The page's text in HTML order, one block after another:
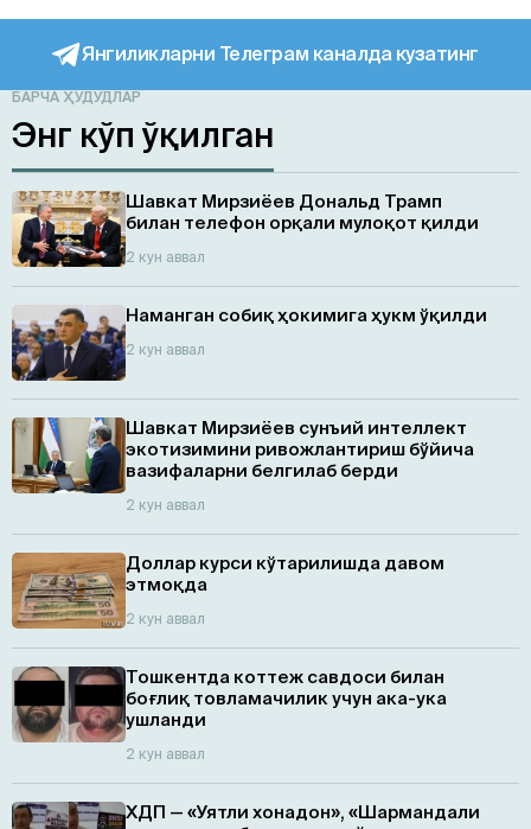
Янгиликларни Телеграм каналда кузатинг
БАРЧА ҲУДУДЛАР
Энг кўп ўқилган
Шавкат Мирзиёев Дональд Трамп
билан телефон орқали мулоқот қилди
2 кун аввал
Наманган собиқ ҳокимига ҳукм ўқилди
2 кун аввал
Шавкат Мирзиёев сунъий интеллект
экотизимини ривожлантириш бўйича
вазифаларни белгилаб берди
2 кун аввал
Доллар курси кўтарилишда давом
этмоқда
2 кун аввал
Тошкентда коттеж савдоси билан
боғлиқ товламачилик учун ака-ука
ушланди
2 кун аввал
ХДП — «Уятли хонадон», «Шармандали